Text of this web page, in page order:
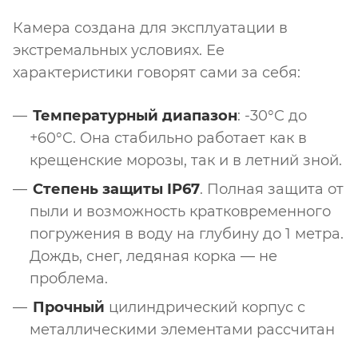
Камера создана для эксплуатации в
экстремальных условиях. Ее
характеристики говорят сами за себя:
Температурный диапазон: -30°C до
+60°C. Она стабильно работает как в
крещенские морозы, так и в летний зной.
Степень защиты IP67. Полная защита от
пыли и возможность кратковременного
погружения в воду на глубину до 1 метра.
Дождь, снег, ледяная корка — не
проблема.
Прочный цилиндрический корпус с
металлическими элементами рассчитан